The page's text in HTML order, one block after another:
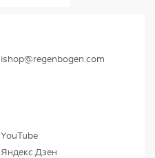
ishop@regenbogen.com
YouTube
Яндекс.Дзен